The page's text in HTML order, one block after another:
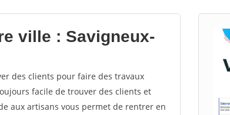
ville : Savigneux-
des clients pour faire des travaux
facile de trouver des clients et
aux artisans vous permet de rentrer en